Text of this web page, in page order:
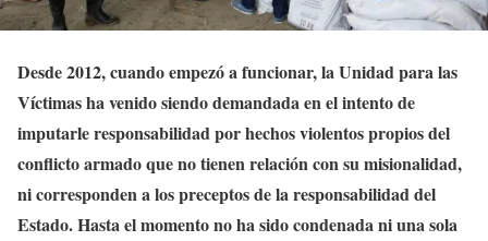
Desde 2012, cuando empezó a funcionar, la Unidad para las
Víctimas ha venido siendo demandada en el intento de
imputarle responsabilidad por hechos violentos propios del
conflicto armado que no tienen relación con su misionalidad,
ni corresponden a los preceptos de la responsabilidad del
Estado. Hasta el momento no ha sido condenada ni una sola